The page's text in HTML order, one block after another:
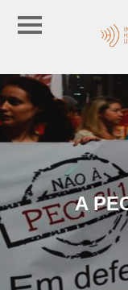
A